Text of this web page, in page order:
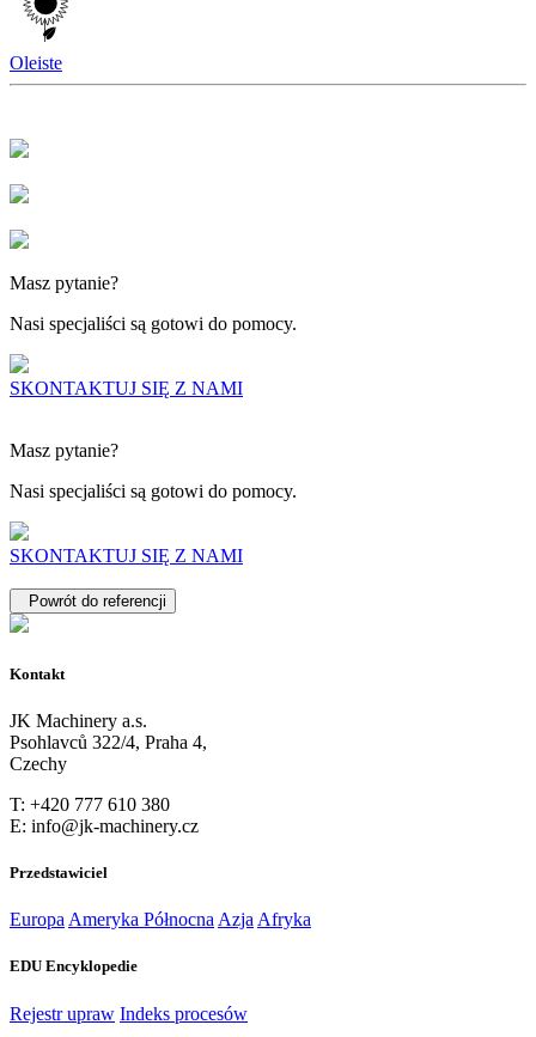
Oleiste
Masz pytanie?
Nasi specjaliści są gotowi do pomocy.
SKONTAKTUJ SIĘ Z NAMI
Masz pytanie?
Nasi specjaliści są gotowi do pomocy.
SKONTAKTUJ SIĘ Z NAMI
Powrót do referencji
Kontakt
JK Machinery a.s.
Psohlavců 322/4, Praha 4,
Czechy
T: +420 777 610 380
E: info@jk-machinery.cz
Przedstawiciel
Europa Ameryka Północna Azja Afryka
EDU Encyklopedie
Rejestr upraw Indeks procesów